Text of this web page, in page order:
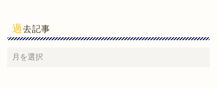
過去記事